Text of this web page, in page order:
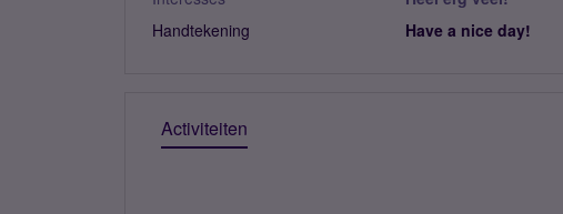
Handtekening
Have a nice day!
Activiteiten